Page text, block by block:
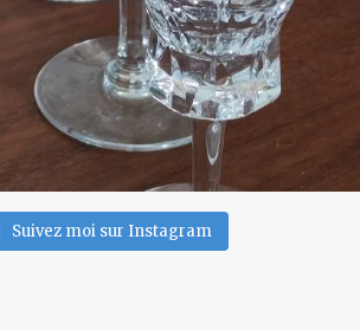
Suivez moi sur Instagram